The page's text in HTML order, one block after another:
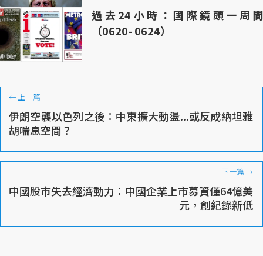
過去24小時：國際鏡頭一周間
（0620- 0624）
←上一篇
伊朗空襲以色列之後：中東擴大動盪...或反成納坦雅
胡喘息空間？
下一篇→
中國股市失去經濟動力：中國企業上市募資僅64億美
元，創紀錄新低